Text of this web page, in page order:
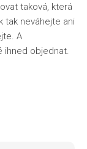
taková, která
tak neváhejte ani
A
ihned objednat.